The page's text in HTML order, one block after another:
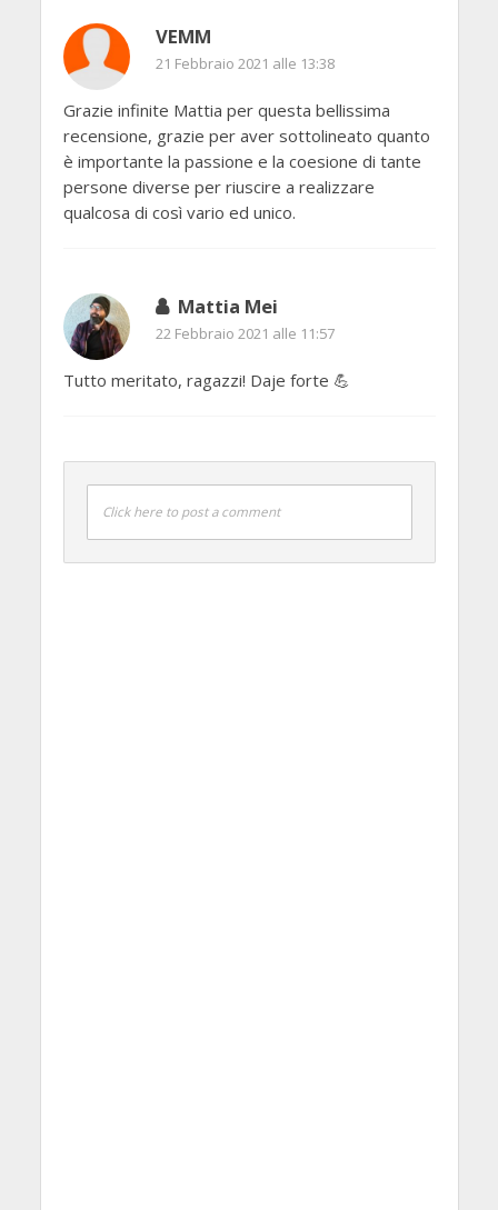
VEMM
21 Febbraio 2021 alle 13:38
Grazie infinite Mattia per questa bellissima
recensione, grazie per aver sottolineato quanto
è importante la passione e la coesione di tante
persone diverse per riuscire a realizzare
qualcosa di così vario ed unico.
Mattia Mei
22 Febbraio 2021 alle 11:57
Tutto meritato, ragazzi! Daje forte 💪
Click here to post a comment